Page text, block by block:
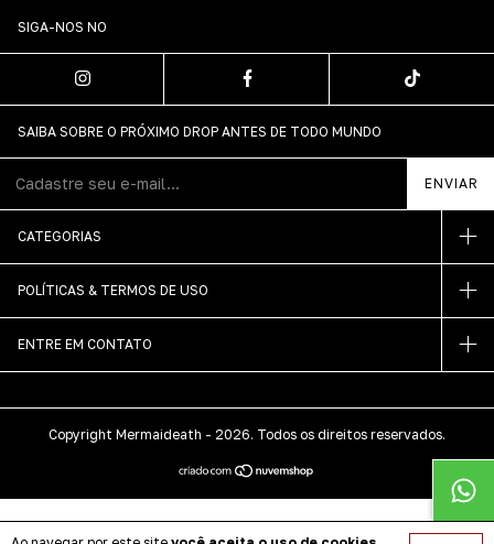
SIGA-NOS NO
SAIBA SOBRE O PRÓXIMO DROP ANTES DE TODO MUNDO
CATEGORIAS
POLÍTICAS & TERMOS DE USO
ENTRE EM CONTATO
Copyright Mermaideath - 2026. Todos os direitos reservados.